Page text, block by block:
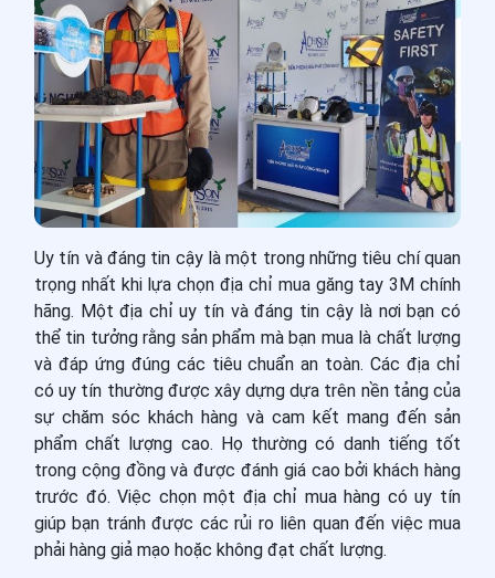
Uy tín và đáng tin cậy là một trong những tiêu chí quan
trọng nhất khi lựa chọn địa chỉ mua găng tay 3M chính
hãng. Một địa chỉ uy tín và đáng tin cậy là nơi bạn có
thể tin tưởng rằng sản phẩm mà bạn mua là chất lượng
và đáp ứng đúng các tiêu chuẩn an toàn. Các địa chỉ
có uy tín thường được xây dựng dựa trên nền tảng của
sự chăm sóc khách hàng và cam kết mang đến sản
phẩm chất lượng cao. Họ thường có danh tiếng tốt
trong cộng đồng và được đánh giá cao bởi khách hàng
trước đó. Việc chọn một địa chỉ mua hàng có uy tín
giúp bạn tránh được các rủi ro liên quan đến việc mua
phải hàng giả mạo hoặc không đạt chất lượng.